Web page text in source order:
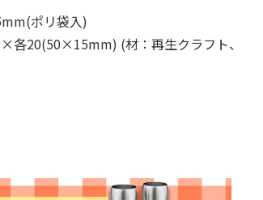
ポリ袋入)
20(50×15mm) (材：再生クラフト、